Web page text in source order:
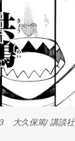
大久保篤/‎ 講談